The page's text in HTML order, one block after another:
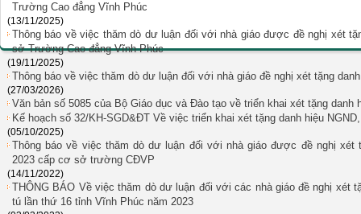
Trường Cao đẳng Vĩnh Phúc
(13/11/2025)
Thông báo về việc thăm dò dư luận đối với nhà giáo được đề nghị xét
sở Trường Cao đẳng Vĩnh Phúc
(19/11/2025)
Thông báo về việc thăm dò dư luận đối với nhà giáo đề nghị xét tặng
(27/03/2026)
Văn bản số 5085 của Bộ Giáo dục và Đào tạo về triển khai xét tặng danh
Kế hoạch số 32/KH-SGD&ĐT Về việc triển khai xét tặng danh hiệu
(05/10/2025)
Thông báo về việc thăm dò dư luận đối với nhà giáo được đề nghị xét
2023 cấp cơ sở trường CĐVP
(14/11/2022)
THÔNG BÁO Về việc thăm dò dư luận đối với các nhà giáo đề nghị xét
tú lần thứ 16 tỉnh Vĩnh Phúc năm 2023